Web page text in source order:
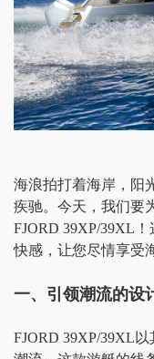
海浪拍打着海岸，阳
疾驰。今天，我们要
FJORD 39XP/39XL
快感，让您尽情享受
一、引领潮流的设
FJORD 39XP/39XL